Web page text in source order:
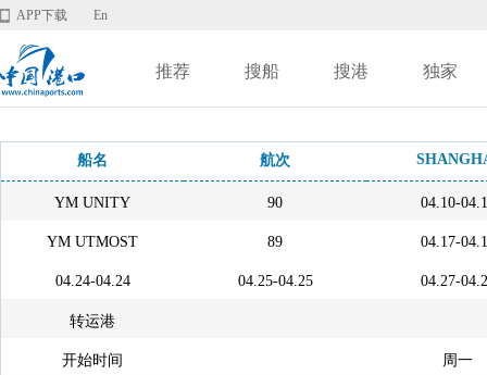
APP下载 En
推荐 搜船 搜港 独家
船名 航次
YM UNITY 90 04.10-
YM UTMOST 89 04.17-
04.24-04.24 04.25-04.25 04.27-
转运港
开始时间 周一